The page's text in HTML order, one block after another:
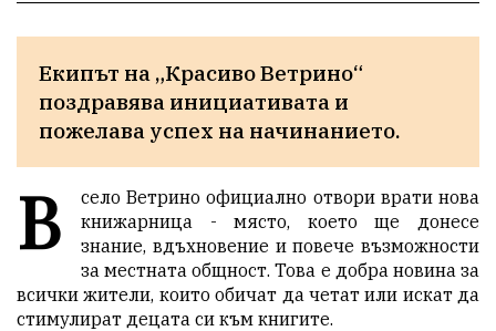
Екипът на „Красиво Ветрино“
поздравява инициативата и
пожелава успех на начинанието.
В
село Ветрино официално отвори врати нова
книжарница - място, което ще донесе
знание, вдъхновение и повече възможности
за местната общност. Това е добра новина за
всички жители, които обичат да четат или искат да
стимулират децата си към книгите.